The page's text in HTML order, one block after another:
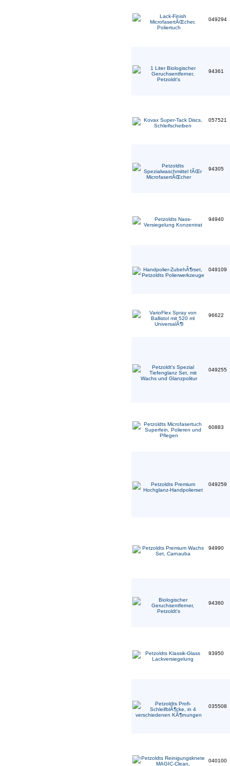
049294
94361
057521
94305
94940
049109
96622
049255
60883
049259
94990
94360
93950
035508
040100